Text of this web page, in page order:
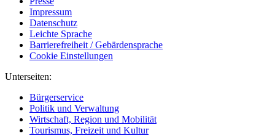
Impressum
Datenschutz
Leichte Sprache
Barrierefreiheit / Gebärdensprache
Cookie Einstellungen
Unterseiten:
Bürgerservice
Politik und Verwaltung
Wirtschaft, Region und Mobilität
Tourismus, Freizeit und Kultur